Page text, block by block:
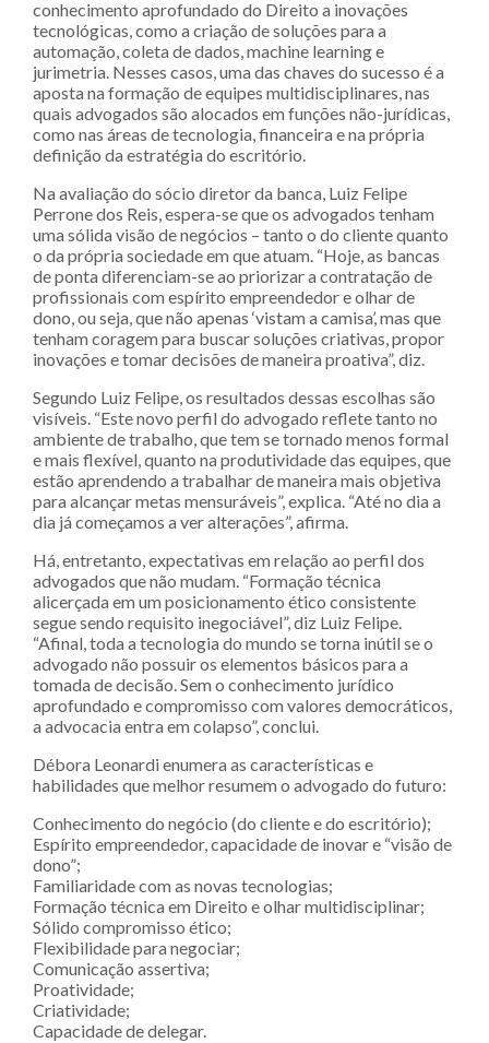
conhecimento aprofundado do Direito a inovações
tecnológicas, como a criação de soluções para a
automação, coleta de dados, machine learning e
jurimetria. Nesses casos, uma das chaves do sucesso é a
aposta na formação de equipes multidisciplinares, nas
quais advogados são alocados em funções não-jurídicas,
como nas áreas de tecnologia, financeira e na própria
definição da estratégia do escritório.
Na avaliação do sócio diretor da banca, Luiz Felipe
Perrone dos Reis, espera-se que os advogados tenham
uma sólida visão de negócios – tanto o do cliente quanto
o da própria sociedade em que atuam. “Hoje, as bancas
de ponta diferenciam-se ao priorizar a contratação de
profissionais com espírito empreendedor e olhar de
dono, ou seja, que não apenas ‘vistam a camisa’, mas que
tenham coragem para buscar soluções criativas, propor
inovações e tomar decisões de maneira proativa”, diz.
Segundo Luiz Felipe, os resultados dessas escolhas são
visíveis. “Este novo perfil do advogado reflete tanto no
ambiente de trabalho, que tem se tornado menos formal
e mais flexível, quanto na produtividade das equipes, que
estão aprendendo a trabalhar de maneira mais objetiva
para alcançar metas mensuráveis”, explica. “Até no dia a
dia já começamos a ver alterações”, afirma.
Há, entretanto, expectativas em relação ao perfil dos
advogados que não mudam. “Formação técnica
alicerçada em um posicionamento ético consistente
segue sendo requisito inegociável”, diz Luiz Felipe.
“Afinal, toda a tecnologia do mundo se torna inútil se o
advogado não possuir os elementos básicos para a
tomada de decisão. Sem o conhecimento jurídico
aprofundado e compromisso com valores democráticos,
a advocacia entra em colapso”, conclui.
Débora Leonardi enumera as características e
habilidades que melhor resumem o advogado do futuro:
Conhecimento do negócio (do cliente e do escritório);
Espírito empreendedor, capacidade de inovar e “visão de
dono”;
Familiaridade com as novas tecnologias;
Formação técnica em Direito e olhar multidisciplinar;
Sólido compromisso ético;
Flexibilidade para negociar;
Comunicação assertiva;
Proatividade;
Criatividade;
Capacidade de delegar.